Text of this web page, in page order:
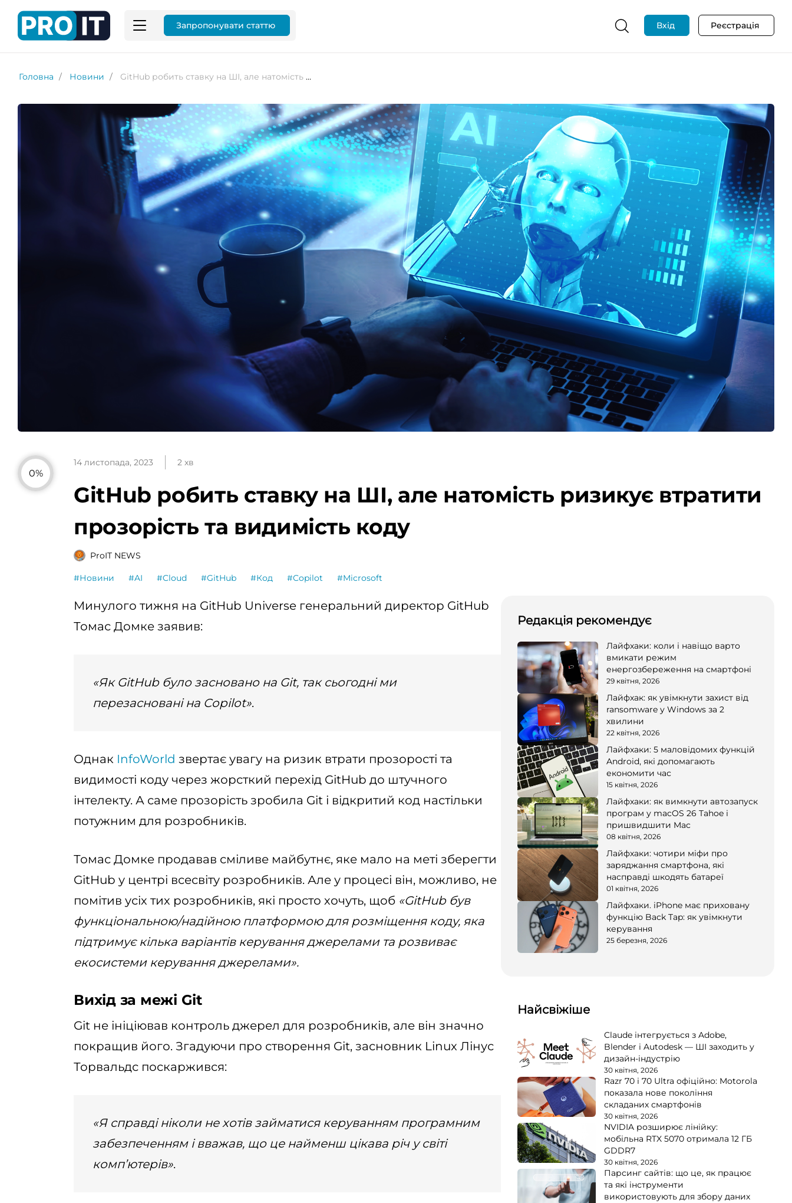
Запропонувати статтю Вхід Реєстрація
Головна Новини GitHub робить ставку на ШІ, але натомість ризикує втратити прозорість та видимість коду
0%
14 листопада, 2023 2 хв
GitHub робить ставку на ШІ, але натомість ризикує втратити
прозорість та видимість коду
ProIT NEWS
#Новини #AI #Cloud #GitHub #Код #Copilot #Microsoft
Минулого тижня на GitHub Universe генеральний директор GitHub
Томас Домке заявив:
«Як GitHub було засновано на Git, так сьогодні ми
перезасновані на Copilot».
Однак InfoWorld звертає увагу на ризик втрати прозорості та
видимості коду через жорсткий перехід GitHub до штучного
інтелекту. А саме прозорість зробила Git і відкритий код настільки
потужним для розробників.
Томас Домке продавав сміливе майбутнє, яке мало на меті зберегти
GitHub у центрі всесвіту розробників. Але у процесі він, можливо, не
помітив усіх тих розробників, які просто хочуть, щоб «GitHub був
функціональною/надійною платформою для розміщення коду, яка
підтримує кілька варіантів керування джерелами та розвиває
екосистеми керування джерелами».
Вихід за межі Git
Git не ініціював контроль джерел для розробників, але він значно
покращив його. Згадуючи про створення Git, засновник Linux Лінус
Торвальдс поскаржився:
«Я справді ніколи не хотів займатися керуванням програмним
забезпеченням і вважав, що це найменш цікава річ у світі
комп’ютерів».
Редакція рекомендує
Лайфхаки: коли і навіщо варто
вмикати режим
енергозбереження на смартфоні
29 квітня, 2026
Лайфхак: як увімкнути захист від
ransomware у Windows за 2
хвилини
22 квітня, 2026
Лайфхаки: 5 маловідомих функцій
Android, які допомагають
економити час
15 квітня, 2026
Лайфхаки: як вимкнути автозапуск
програм у macOS 26 Tahoe і
пришвидшити Mac
08 квітня, 2026
Лайфхаки: чотири міфи про
заряджання смартфона, які
насправді шкодять батареї
01 квітня, 2026
Лайфхаки. iPhone має приховану
функцію Back Tap: як увімкнути
керування
25 березня, 2026
Найсвіжіше
Claude інтегрується з Adobe,
Blender і Autodesk — ШІ заходить у
дизайн-індустрію
30 квітня, 2026
Razr 70 і 70 Ultra офіційно: Motorola
показала нове покоління
складаних смартфонів
30 квітня, 2026
NVIDIA розширює лінійку:
мобільна RTX 5070 отримала 12 ГБ
GDDR7
30 квітня, 2026
Парсинг сайтів: що це, як працює
та які інструменти
використовують для збору даних